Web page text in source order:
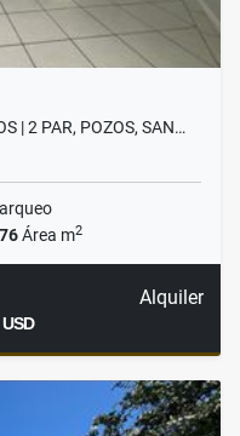
| 2 PAR, POZOS, SAN…
Área m2
Alquiler
USD